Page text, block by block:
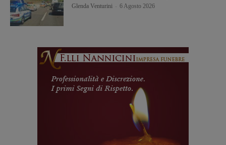
Glenda Venturini 6 Agosto 2026